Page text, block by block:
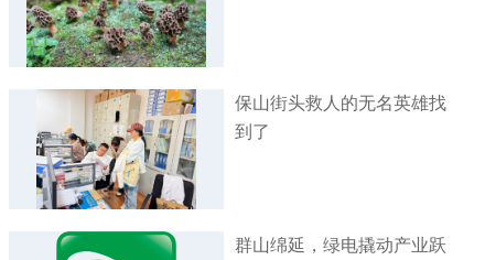
保山街头救人的无名英雄找
到了
群山绵延，绿电撬动产业跃